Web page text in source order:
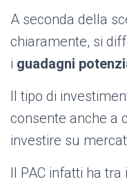
A seconda della
chiaramente, si
i guadagni
Il tipo di
consente anche a
investire su
Il PAC infatti ha